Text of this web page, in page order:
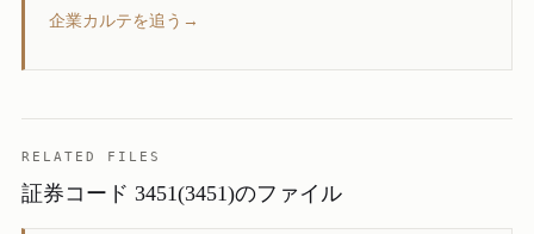
企業カルテを追う→
RELATED FILES
証券コード 3451(3451)のファイル